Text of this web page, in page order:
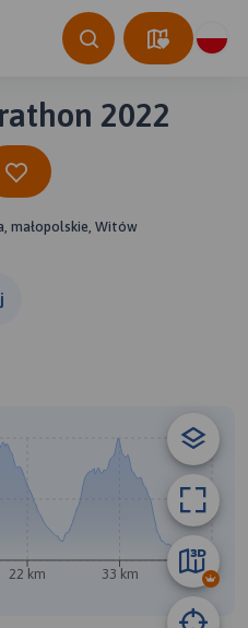
2022
małopolskie, Witów
22 km 33 km 45 km